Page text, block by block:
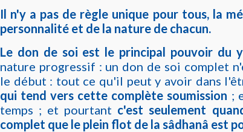
Il n'y a pas de règle unique pour tous, la
personnalité et de la nature de chacun.
Le don de soi est le principal pouvoir du
nature progressif : un don de soi complet
le début : tout ce qu'il peut y avoir dans
qui tend vers cette complète soumission ;
temps ; et pourtant c'est seulement
complet que le plein flot de la sâdhanâ est